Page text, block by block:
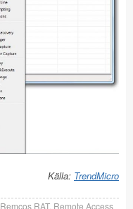
Källa: TrendMicro
Remcos RAT, Remote Access